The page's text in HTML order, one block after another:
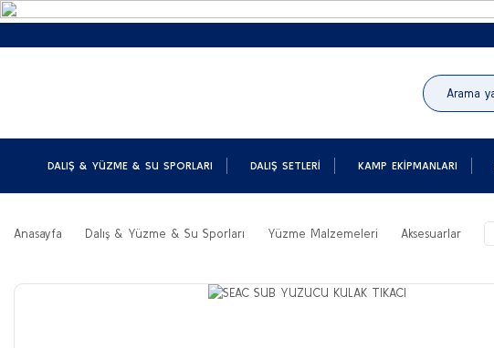
DALIŞ & YÜZME & SU SPORLARI DALIŞ SETLERI KAMP EKIPMANLARI
Anasayfa Dalış & Yüzme & Su Sporları Yüzme Malzemeleri Aksesuarlar